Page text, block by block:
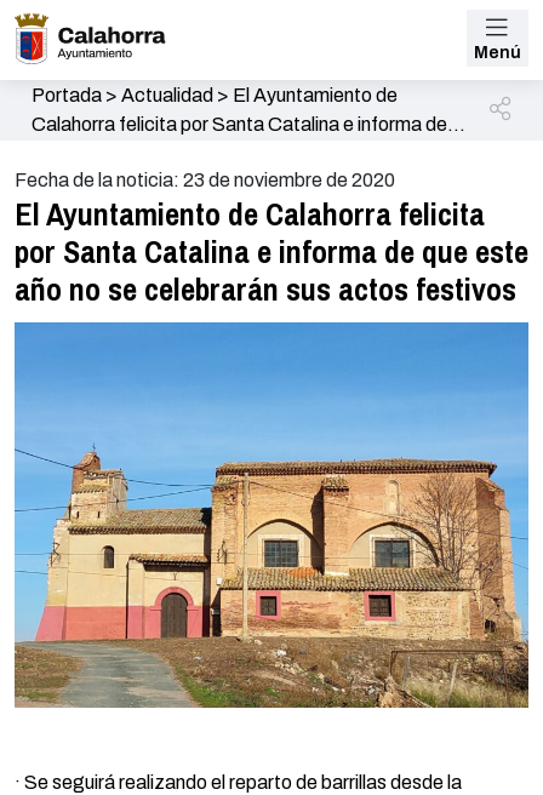
Menú
Portada> Actualidad > El Ayuntamiento de
Calahorra felicita por Santa Catalina e informa de
Fecha de la noticia: 23 de noviembre de 2020
El Ayuntamiento de Calahorra felicita
por Santa Catalina e informa de que este
año no se celebrarán sus actos festivos
· Se seguirá realizando el reparto de barrillas desde la